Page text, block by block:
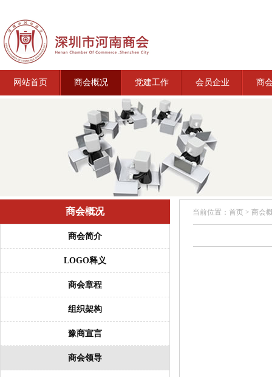
网站首页 商会概况 党建工作 会员企业 商
商会概况
商会简介
LOGO释义
商会章程
组织架构
豫商宣言
商会领导
当前位置：首页 >商会